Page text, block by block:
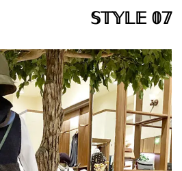
𝕊𝕋𝕐𝕃𝔼 𝟘𝟟